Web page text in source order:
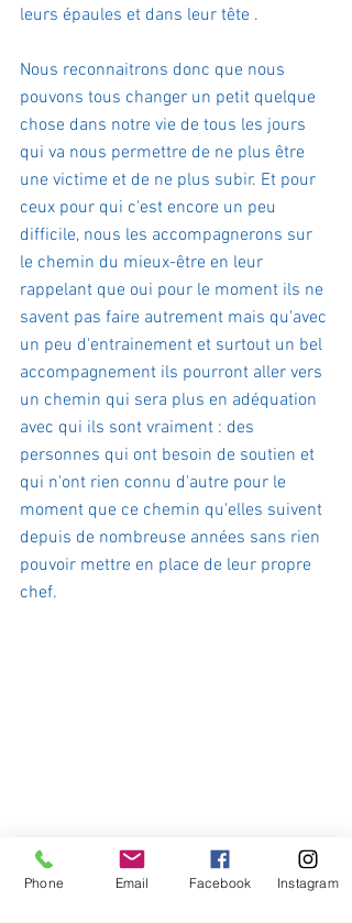
leurs épaules et dans leur tête .
Nous reconnaitrons donc que nous
pouvons tous changer un petit quelque
chose dans notre vie de tous les jours
qui va nous permettre de ne plus être
une victime et de ne plus subir. Et pour
ceux pour qui c'est encore un peu
difficile, nous les accompagnerons sur
le chemin du mieux-être en leur
rappelant que oui pour le moment ils ne
savent pas faire autrement mais qu'avec
un peu d'entrainement et surtout un bel
accompagnement ils pourront aller vers
un chemin qui sera plus en adéquation
avec qui ils sont vraiment : des
personnes qui ont besoin de soutien et
qui n'ont rien connu d'autre pour le
moment que ce chemin qu'elles suivent
depuis de nombreuse années sans rien
pouvoir mettre en place de leur propre
chef.
Phone Email Facebook Instagram